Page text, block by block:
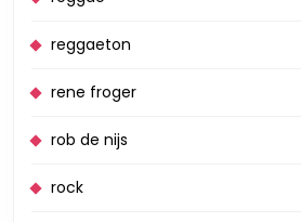
reggaeton
rene froger
rob de nijs
rock